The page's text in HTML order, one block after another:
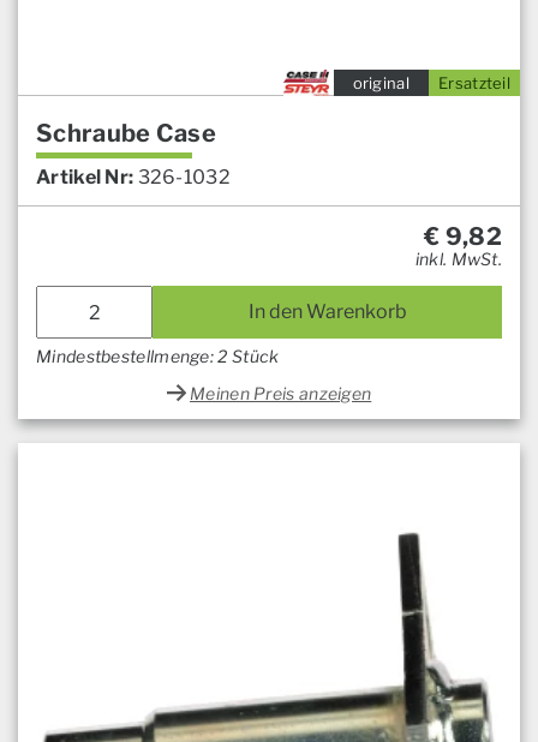
Ersatzteil
original
Schraube Case
Artikel Nr: 326-1032
€ 9,82
inkl. MwSt.
In den Warenkorb
Mindestbestellmenge: 2 Stück
Meinen Preis anzeigen